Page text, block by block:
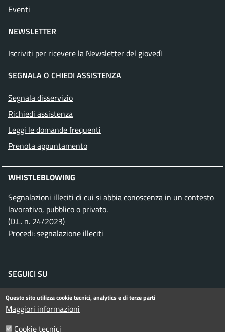
Eventi
NEWSLETTER
Iscriviti per ricevere la Newsletter del giovedì
SEGNALA O CHIEDI ASSISTENZA
Segnala disservizio
Richiedi assistenza
Leggi le domande frequenti
Prenota appuntamento
WHISTLEBLOWING
Segnalazioni illeciti di cui si abbia conoscenza in un contesto
lavorativo, pubblico o privato.
(D.L. n. 24/2023)
Procedi:segnalazione illeciti
SEGUICI SU
FacebookInstagram
Telegram
TwitterWhatsApp
YouTube
Questo sito utilizza cookie tecnici, analytics e di terze parti
Maggiori informazioni
Cookie tecnici